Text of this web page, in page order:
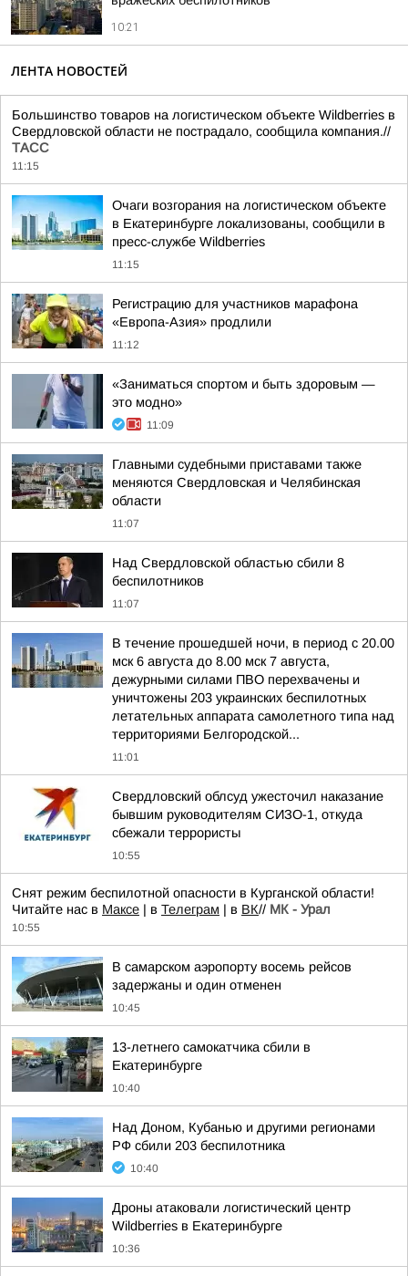
10:21
ЛЕНТА НОВОСТЕЙ
Большинство товаров на логистическом объекте Wildberries в
Свердловской области не пострадало, сообщила компания.//
ТАСС
11:15
Очаги возгорания на логистическом объекте
в Екатеринбурге локализованы, сообщили в
пресс-службе Wildberries
11:15
Регистрацию для участников марафона
«Европа-Азия» продлили
11:12
«Заниматься спортом и быть здоровым —
это модно»
11:09
Главными судебными приставами также
меняются Свердловская и Челябинская
области
11:07
Над Свердловской областью сбили 8
беспилотников
11:07
В течение прошедшей ночи, в период с 20.00
мск 6 августа до 8.00 мск 7 августа,
дежурными силами ПВО перехвачены и
уничтожены 203 украинских беспилотных
летательных аппарата самолетного типа над
территориями Белгородской...
11:01
Свердловский облсуд ужесточил наказание
бывшим руководителям СИЗО-1, откуда
сбежали террористы
10:55
Снят режим беспилотной опасности в Курганской области!
Читайте нас в Максе | в Телеграм | в ВК// МК - Урал
10:55
В самарском аэропорту восемь рейсов
задержаны и один отменен
10:45
13-летнего самокатчика сбили в
Екатеринбурге
10:40
Над Доном, Кубанью и другими регионами
РФ сбили 203 беспилотника
10:40
Дроны атаковали логистический центр
Wildberries в Екатеринбурге
10:36